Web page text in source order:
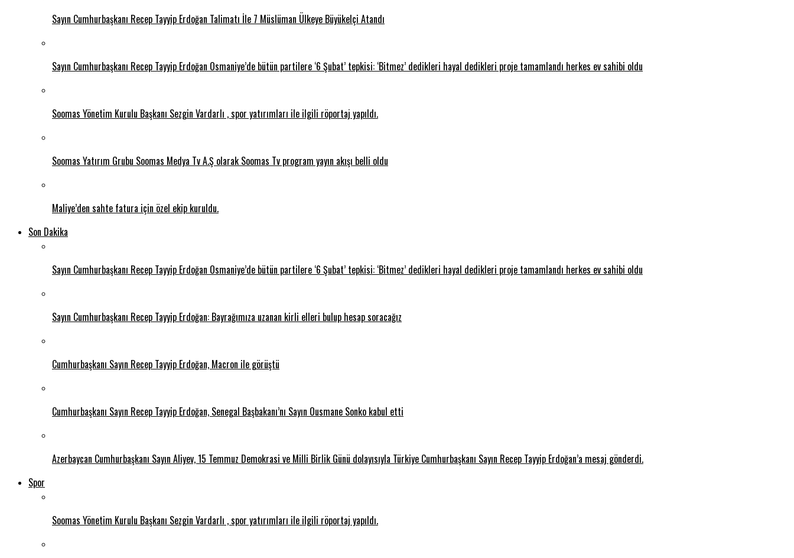
Sayın Cumhurbaşkanı Recep Tayyip Erdoğan Talimatı İle 7 Müslüman Ülkeye Büyükelçi Atandı
Sayın Cumhurbaşkanı Recep Tayyip Erdoğan Osmaniye’de bütün partilere ‘6 Şubat’ tepkisi: ‘Bitmez’ dedikleri hayal dedikleri proje tamamlandı herkes ev sahibi oldu
Soomas Yönetim Kurulu Başkanı Sezgin Vardarlı , spor yatırımları ile ilgili röportaj yapıldı.
Soomas Yatırım Grubu Soomas Medya Tv A.Ş olarak Soomas Tv program yayın akışı belli oldu
Maliye’den sahte fatura için özel ekip kuruldu.
Son Dakika
Sayın Cumhurbaşkanı Recep Tayyip Erdoğan Osmaniye’de bütün partilere ‘6 Şubat’ tepkisi: ‘Bitmez’ dedikleri hayal dedikleri proje tamamlandı herkes ev sahibi oldu
Sayın Cumhurbaşkanı Recep Tayyip Erdoğan: Bayrağımıza uzanan kirli elleri bulup hesap soracağız
Cumhurbaşkanı Sayın Recep Tayyip Erdoğan, Macron ile görüştü
Cumhurbaşkanı Sayın Recep Tayyip Erdoğan, Senegal Başbakanı’nı Sayın Ousmane Sonko kabul etti
Azerbaycan Cumhurbaşkanı Sayın Aliyev, 15 Temmuz Demokrasi ve Milli Birlik Günü dolayısıyla Türkiye Cumhurbaşkanı Sayın Recep Tayyip Erdoğan’a mesaj gönderdi.
Spor
Soomas Yönetim Kurulu Başkanı Sezgin Vardarlı , spor yatırımları ile ilgili röportaj yapıldı.